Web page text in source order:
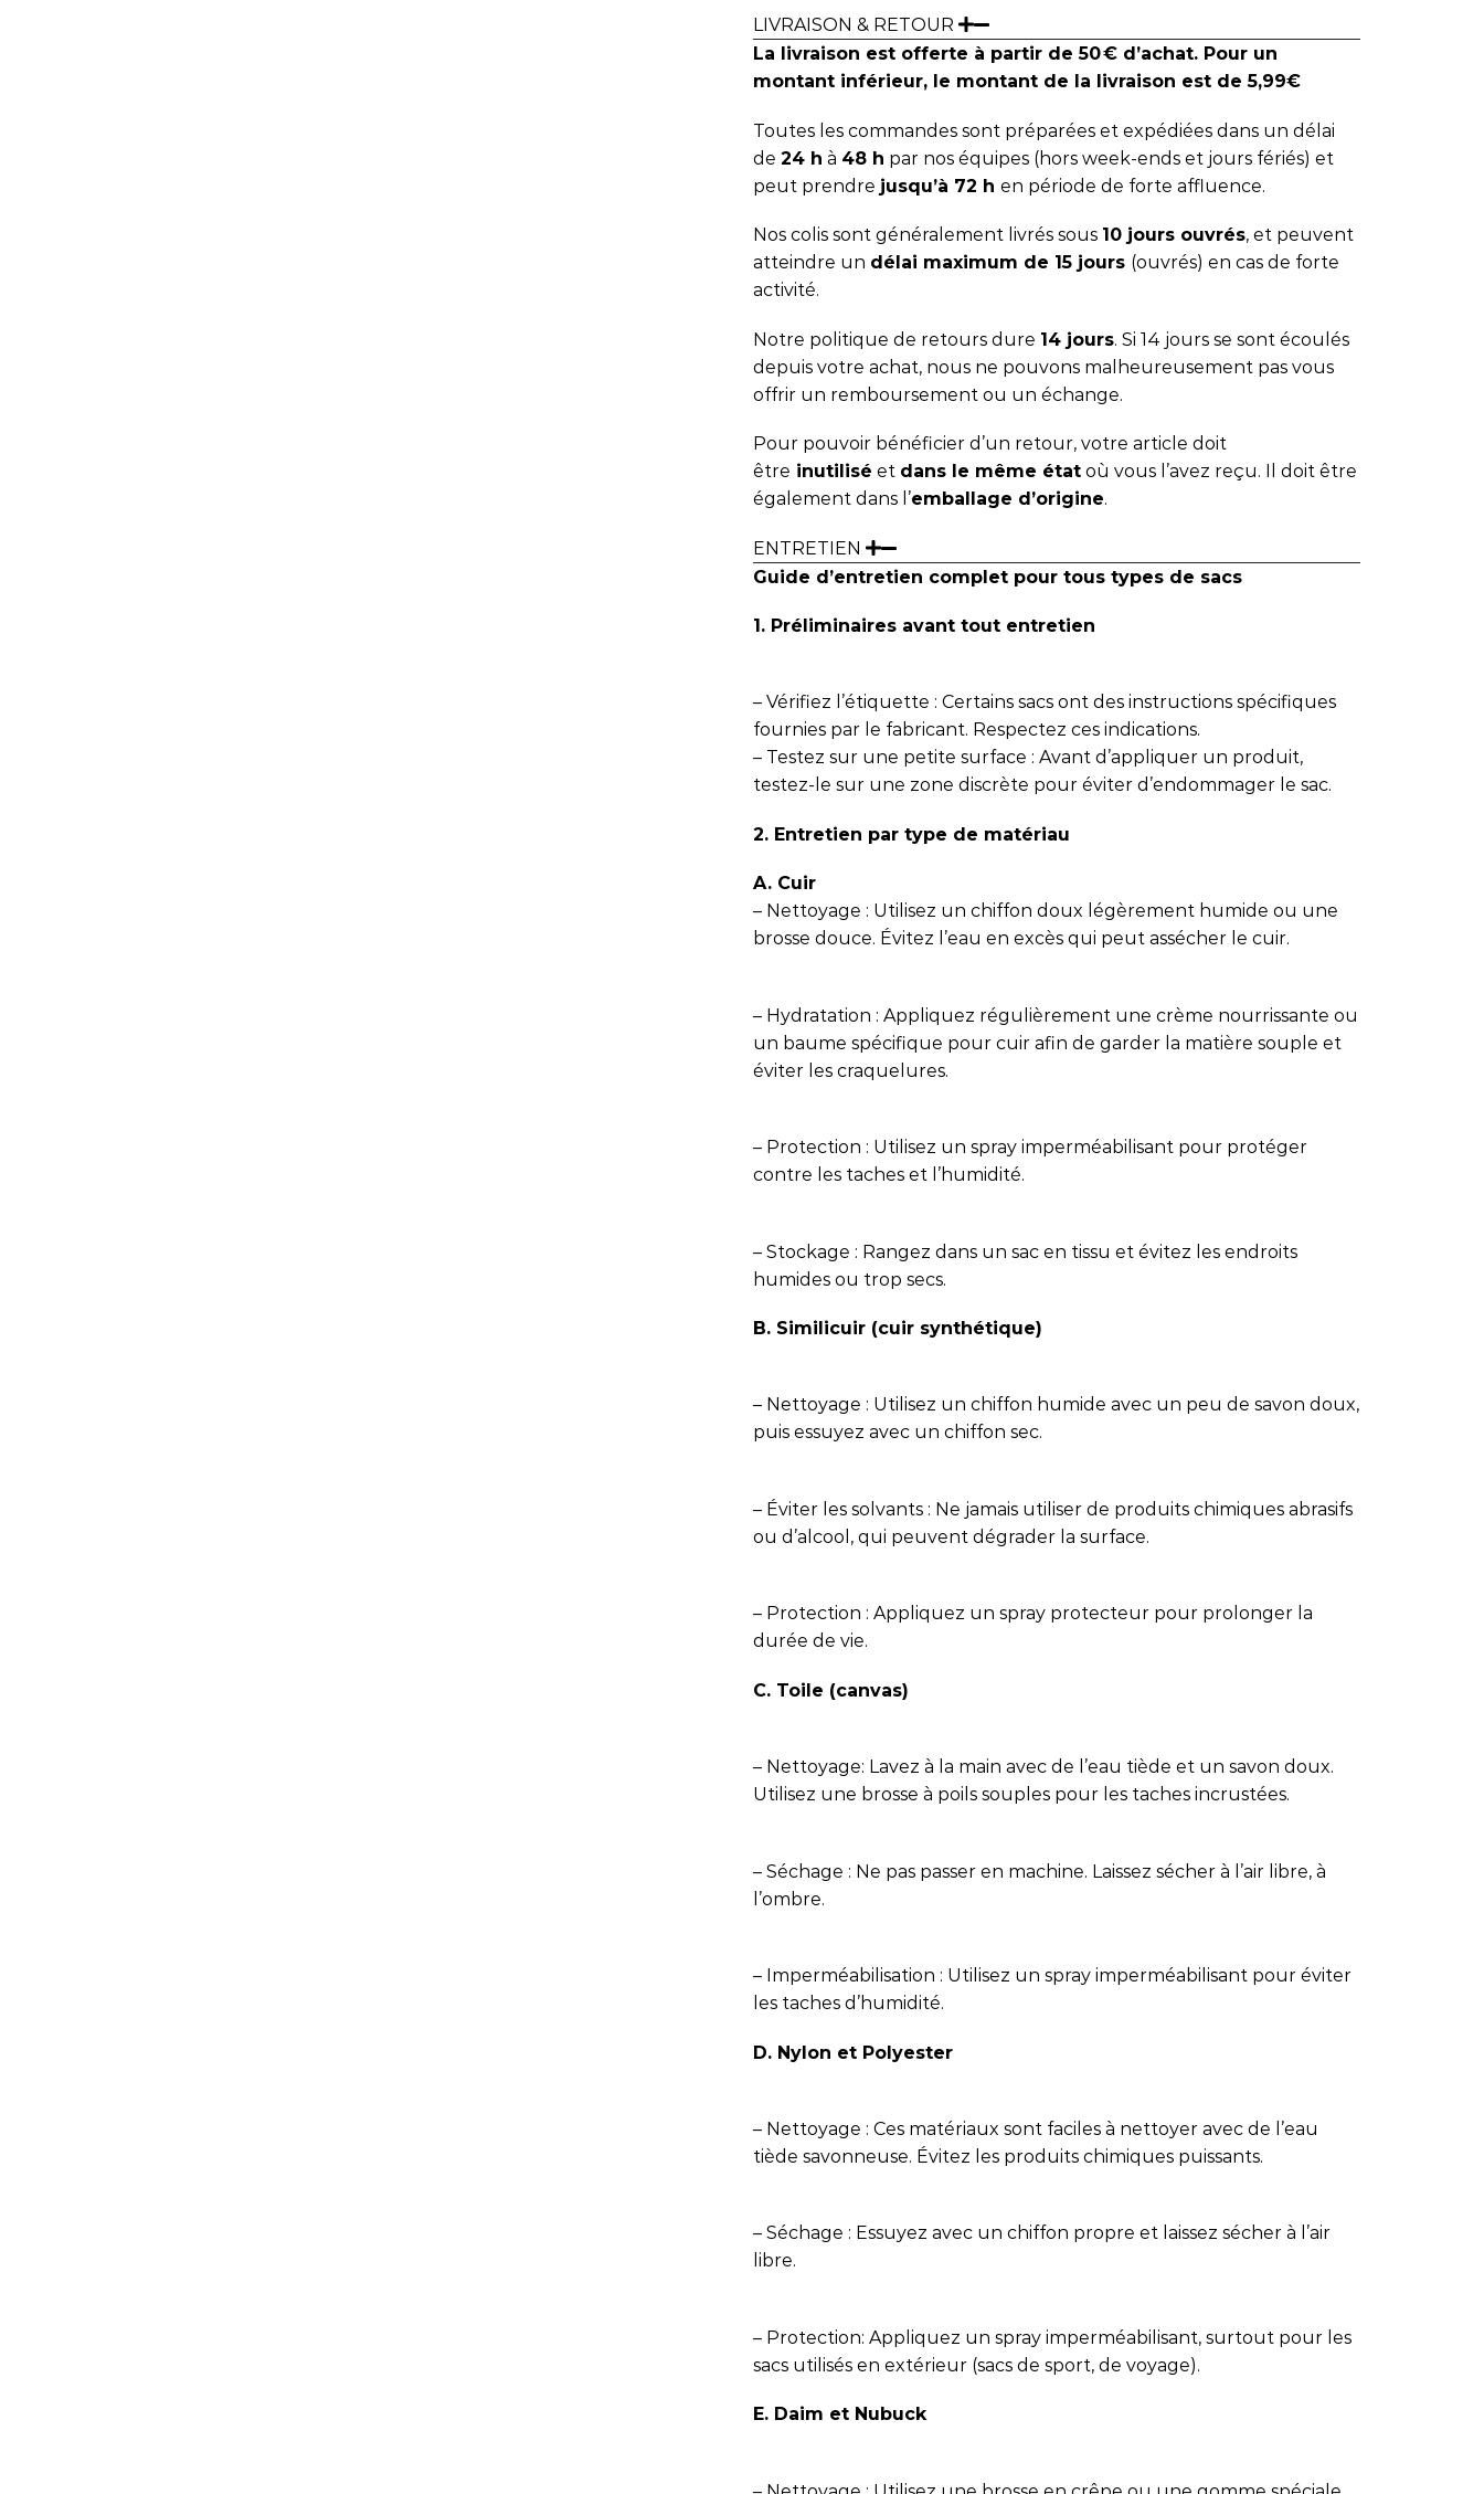
LIVRAISON & RETOUR
La livraison est offerte à partir de 50 € d’achat. Pour un
montant inférieur, le montant de la livraison est de 5,99€
Toutes les commandes sont préparées et expédiées dans un délai
de 24 h à 48 h par nos équipes (hors week-ends et jours fériés) et
peut prendre jusqu’à 72 h en période de forte affluence.
Nos colis sont généralement livrés sous 10 jours ouvrés, et peuvent
atteindre un délai maximum de 15 jours (ouvrés) en cas de forte
activité.
Notre politique de retours dure 14 jours. Si 14 jours se sont écoulés
depuis votre achat, nous ne pouvons malheureusement pas vous
offrir un remboursement ou un échange.
Pour pouvoir bénéficier d’un retour, votre article doit
être inutilisé et dans le même état où vous l’avez reçu. Il doit être
également dans l’emballage d’origine.
ENTRETIEN
Guide d’entretien complet pour tous types de sacs
1. Préliminaires avant tout entretien
– Vérifiez l’étiquette : Certains sacs ont des instructions spécifiques
fournies par le fabricant. Respectez ces indications.
– Testez sur une petite surface : Avant d’appliquer un produit,
testez-le sur une zone discrète pour éviter d’endommager le sac.
2. Entretien par type de matériau
A. Cuir
– Nettoyage : Utilisez un chiffon doux légèrement humide ou une
brosse douce. Évitez l’eau en excès qui peut assécher le cuir.
– Hydratation : Appliquez régulièrement une crème nourrissante ou
un baume spécifique pour cuir afin de garder la matière souple et
éviter les craquelures.
– Protection : Utilisez un spray imperméabilisant pour protéger
contre les taches et l’humidité.
– Stockage : Rangez dans un sac en tissu et évitez les endroits
humides ou trop secs.
B. Similicuir (cuir synthétique)
– Nettoyage : Utilisez un chiffon humide avec un peu de savon doux,
puis essuyez avec un chiffon sec.
– Éviter les solvants : Ne jamais utiliser de produits chimiques abrasifs
ou d’alcool, qui peuvent dégrader la surface.
– Protection : Appliquez un spray protecteur pour prolonger la
durée de vie.
C. Toile (canvas)
– Nettoyage: Lavez à la main avec de l’eau tiède et un savon doux.
Utilisez une brosse à poils souples pour les taches incrustées.
– Séchage : Ne pas passer en machine. Laissez sécher à l’air libre, à
l’ombre.
– Imperméabilisation : Utilisez un spray imperméabilisant pour éviter
les taches d’humidité.
D. Nylon et Polyester
– Nettoyage : Ces matériaux sont faciles à nettoyer avec de l’eau
tiède savonneuse. Évitez les produits chimiques puissants.
– Séchage : Essuyez avec un chiffon propre et laissez sécher à l’air
libre.
– Protection: Appliquez un spray imperméabilisant, surtout pour les
sacs utilisés en extérieur (sacs de sport, de voyage).
E. Daim et Nubuck